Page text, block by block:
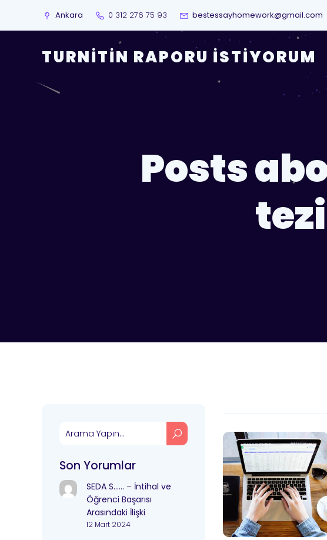
Ankara 0 312 276 75 93 bestessayhomework@gmail.com
TURNITIN RAPORU İSTIYORUM
Posts
Son Yorumlar
SEDA S…… – İntihal ve
Öğrenci Başarısı
Arasındaki İlişki
12 Mart 2024